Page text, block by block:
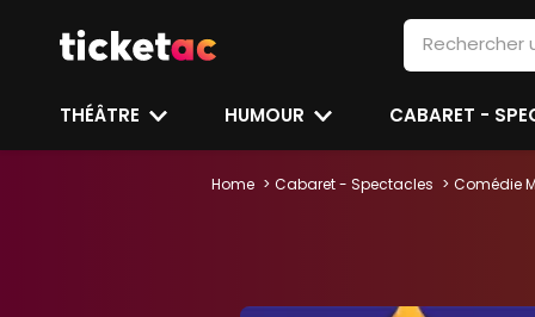
THÉÂTRE HUMOUR CABARET -
Home Cabaret - Spectacles Comédie